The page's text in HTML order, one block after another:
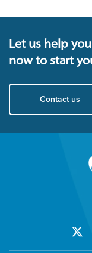
Let us help
now to start
Contact us